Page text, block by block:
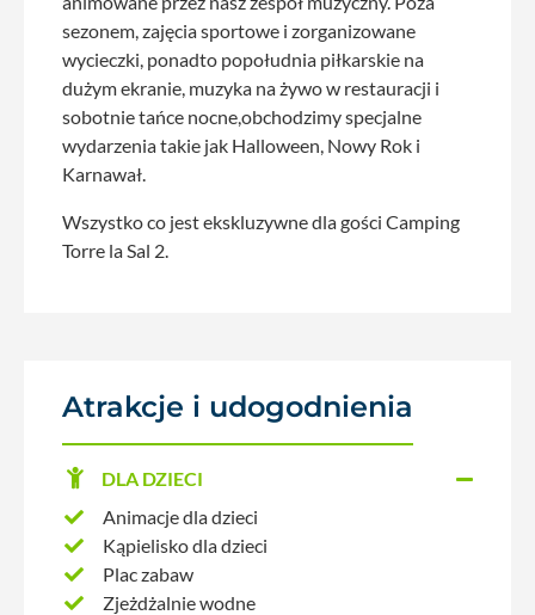
sezonem, zajęcia sportowe i zorganizowane
wycieczki, ponadto popołudnia piłkarskie na
dużym ekranie, muzyka na żywo w restauracji i
sobotnie tańce nocne,obchodzimy specjalne
wydarzenia takie jak Halloween, Nowy Rok i
Karnawał.
Wszystko co jest ekskluzywne dla gości Camping
Torre la Sal 2.
Atrakcje i udogodnienia
DLA DZIECI
Animacje dla dzieci
Kąpielisko dla dzieci
Plac zabaw
Zjeżdżalnie wodne